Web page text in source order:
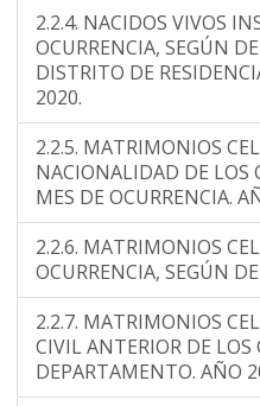
2.2.4. NACIDOS VIVOS
OCURRENCIA, SEGÚN
DISTRITO DE
2020.
2.2.5. MATRIMONIOS
NACIONALIDAD DE LOS
MES DE OCURRENCIA.
2.2.6. MATRIMONIOS
OCURRENCIA, SEGÚN
2.2.7. MATRIMONIOS
CIVIL ANTERIOR DE LOS
DEPARTAMENTO. AÑO